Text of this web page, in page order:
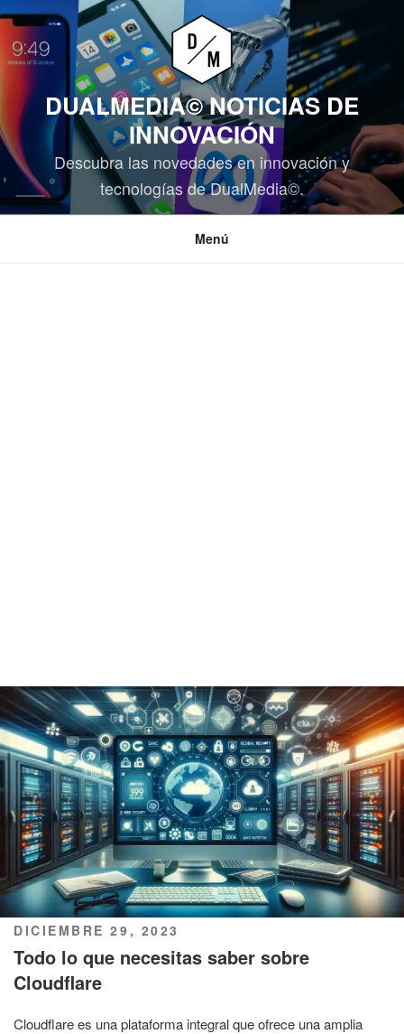
Saltar
contenido
DUALMEDIA© NOTICIAS DE
INNOVACIÓN
Descubra las novedades en innovación y
tecnologías de DualMedia©.
Menú
PUBLICADO
EL
DICIEMBRE 29, 2023
Todo lo que necesitas saber sobre
Cloudflare
Cloudflare es una plataforma integral que ofrece una amplia